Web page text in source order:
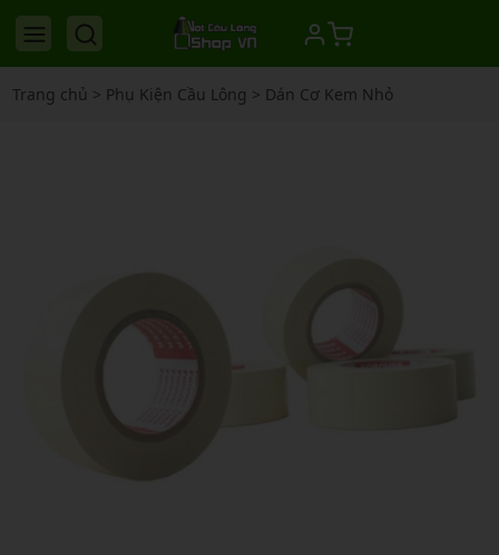
Trang chủ > Phụ Kiện Cầu Lông > Dán Cơ Kem Nhỏ